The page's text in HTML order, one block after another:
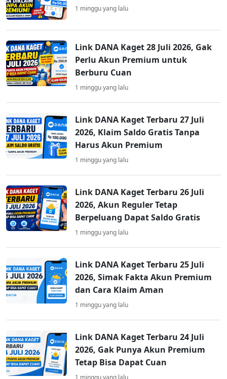
1 minggu yang lalu
Link DANA Kaget 28 Juli 2026, Gak
Perlu Akun Premium untuk
Berburu Cuan
1 minggu yang lalu
Link DANA Kaget Terbaru 27 Juli
2026, Klaim Saldo Gratis Tanpa
Harus Akun Premium
1 minggu yang lalu
Link DANA Kaget Terbaru 26 Juli
2026, Akun Reguler Tetap
Berpeluang Dapat Saldo Gratis
1 minggu yang lalu
Link DANA Kaget Terbaru 25 Juli
2026, Simak Fakta Akun Premium
dan Cara Klaim Aman
1 minggu yang lalu
Link DANA Kaget Terbaru 24 Juli
2026, Gak Punya Akun Premium
Tetap Bisa Dapat Cuan